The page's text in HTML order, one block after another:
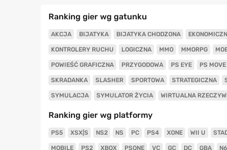
Ranking gier wg gatunku
AKCJA BIJATYKA BIJATYKA CHODZONA
KONTROLERY RUCHU LOGICZNA MMO MMORPG
POWIEŚĆ GRAFICZNA PRZYGODOWA PS EYE PS MOVE
SKRADANKA SLASHER SPORTOWA STRATEGICZNA
SYMULACJA SYMULATOR ŻYCIA WIRTUALNA
Ranking gier wg platformy
PS5 XSX|S NS2 NS PC PS4 XONE WII U
MOBILE PS2 XBOX PSONE VC GC DC GBA